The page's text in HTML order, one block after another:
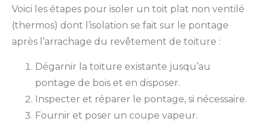
Voici les étapes pour isoler un toit plat non ventilé
(thermos) dont l’isolation se fait sur le pontage
après l’arrachage du revêtement de toiture :
Dégarnir la toiture existante jusqu’au
pontage de bois et en disposer.
Inspecter et réparer le pontage, si nécessaire.
Fournir et poser un coupe vapeur.